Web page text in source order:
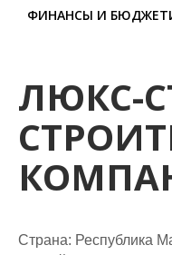
ФИНАНСЫ И
ЛЮКС-
Страна: Республика